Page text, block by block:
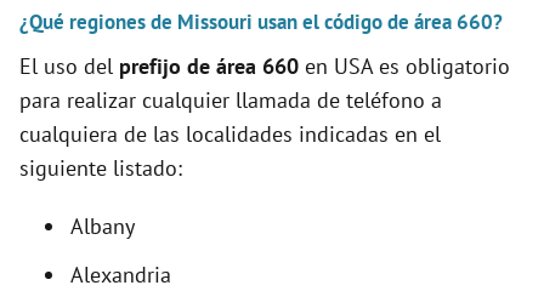
i
d
¿Qué regiones de Missouri usan el código de área 660?
El uso del prefijo de área 660 en USA es obligatorio
para realizar cualquier llamada de teléfono a
cualquiera de las localidades indicadas en el
siguiente listado:
Albany
Alexandria